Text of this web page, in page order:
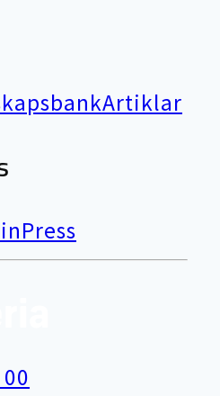
Artiklar
Press